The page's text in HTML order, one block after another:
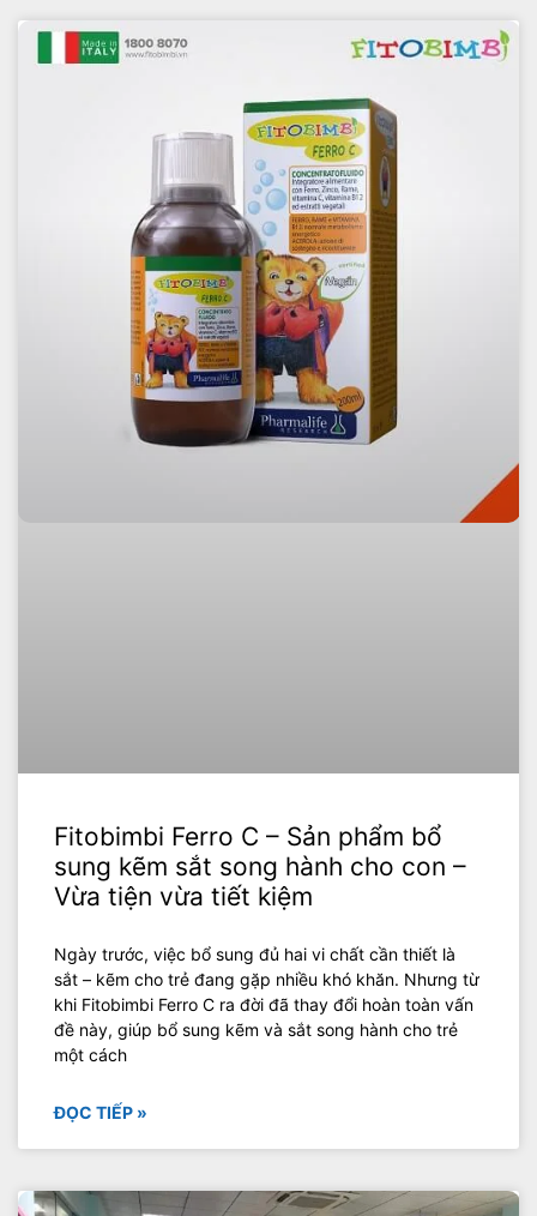
Fitobimbi Ferro C – Sản phẩm bổ
sung kẽm sắt song hành cho con –
Vừa tiện vừa tiết kiệm
Ngày trước, việc bổ sung đủ hai vi chất cần thiết là
sắt – kẽm cho trẻ đang gặp nhiều khó khăn. Nhưng từ
khi Fitobimbi Ferro C ra đời đã thay đổi hoàn toàn vấn
đề này, giúp bổ sung kẽm và sắt song hành cho trẻ
một cách
ĐỌC TIẾP »